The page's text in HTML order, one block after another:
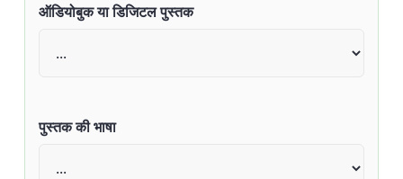
ऑडियोबुक या डिजिटल पुस्तक
पुस्तक की भाषा